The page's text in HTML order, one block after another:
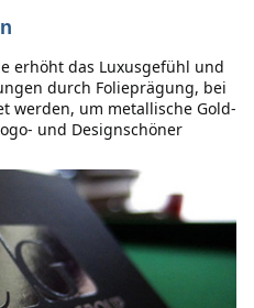
erhöht das Luxusgefühl und
durch Folieprägung, bei
werden, um metallische Gold-
und Designschöner